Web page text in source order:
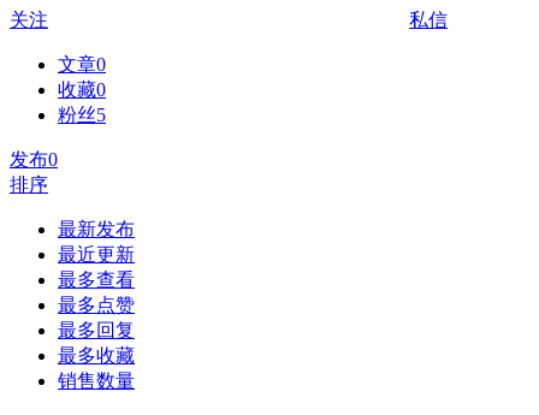
关注 私信
文章0
收藏0
粉丝5
发布0
排序
最新发布
最近更新
最多查看
最多点赞
最多回复
最多收藏
销售数量